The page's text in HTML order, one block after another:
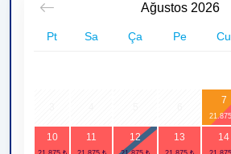
Ağustos 2026
Pt Sa Ça Pe Cu
7
10 11 12 13 14